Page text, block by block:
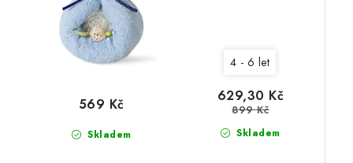
Skladem
569 Kč
4 - 6 let
Skladem
629,30 Kč
899 Kč